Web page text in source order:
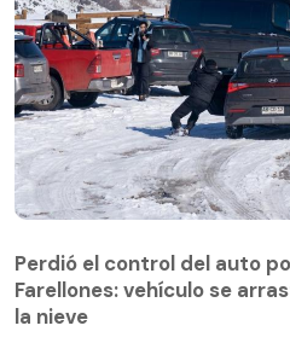
Farellones: vehículo se
la nieve
Perdió el control del auto
Farellones: vehículo se
la nieve